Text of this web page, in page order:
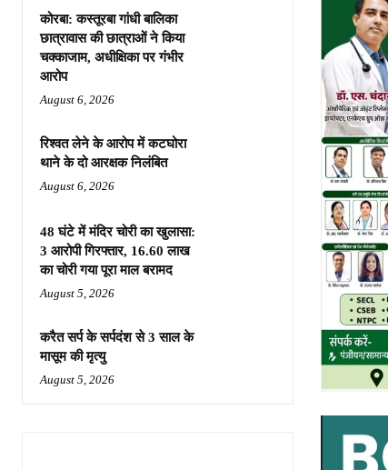
कोरबा: कस्तूरबा गांधी बालिका
छात्रावास की छात्राओं ने किया
चक्काजाम, अधीक्षिका पर गंभीर
आरोप
August 6, 2026
रिश्वत लेने के आरोप में कटघोरा
थाने के दो आरक्षक निलंबित
August 6, 2026
48 घंटे में मंदिर चोरी का खुलासा:
3 आरोपी गिरफ्तार, 16.60 लाख
का चोरी गया पूरा माल बरामद
August 5, 2026
करैत सर्प के सर्पदंश से 3 साल के
मासूम की मृत्यु
August 5, 2026